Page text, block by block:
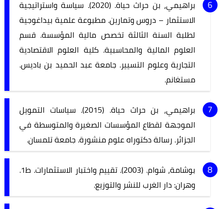
براهيمي، بن حراث حياة. (2020). سياسة واستراتيجية
الاستثمار – دروس وتمارين. مطبوعة علمية بيداغوجية
لطلبة السنة الثالثة تخصص مالية المؤسسة. قسم
العلوم المالية والمحاسبية. كلية العلوم الاقتصادية
التجارية وعلوم التسيير. جامعة عبد الحميد بن باديس.
مستغانم.
براهيمي، بن حراث حياة. (2015). سياسات التمويل
الموجهة لقطاع المؤسسات الصغيرة والمتوسطة في
الجزائر. رسالة دكتوراه علوم منشورة. جامعة تلمسان.
بوشامة، شوام. (2003). تقييم واختبار الاستثمارات. ط1.
وهران: دار الغرب للنشر والتوزيع.